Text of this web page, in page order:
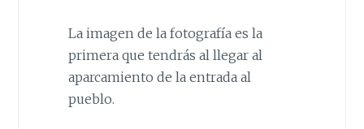
La imagen de la fotografía es la
primera que tendrás al llegar al
aparcamiento de la entrada al
pueblo.